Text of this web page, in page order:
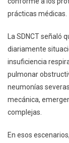
prácticas médicas.
La SDNCT
diariamente
insuficiencia
pulmonar
neumonías
mecánica,
complejas.
En esos